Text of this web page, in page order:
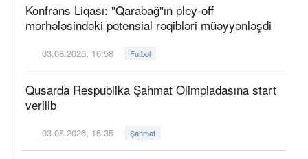
Konfrans Liqası: "Qarabağ"ın pley-off
mərhələsindəki potensial rəqibləri müəyyənləşdi
03.08.2026, 16:58 Futbol
Qusarda Respublika Şahmat Olimpiadasına start
verilib
03.08.2026, 16:35 Şahmat